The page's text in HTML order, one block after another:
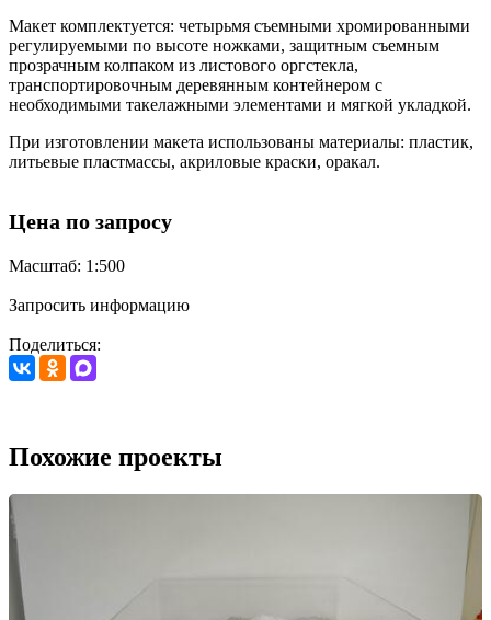
Макет комплектуется: четырьмя съемными хромированными
регулируемыми по высоте ножками, защитным съемным
прозрачным колпаком из листового оргстекла,
транспортировочным деревянным контейнером с
необходимыми такелажными элементами и мягкой укладкой.
При изготовлении макета использованы материалы: пластик,
литьевые пластмассы, акриловые краски, оракал.
Цена по запросу
Масштаб: 1:500
Запросить информацию
Поделиться:
Похожие проекты